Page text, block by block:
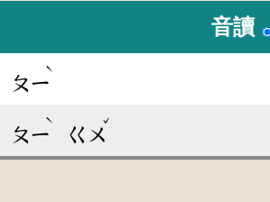
音讀
ㄆㄧ
ˋ
ㄆㄧ
ˋ
ㄍㄨ
ˇ